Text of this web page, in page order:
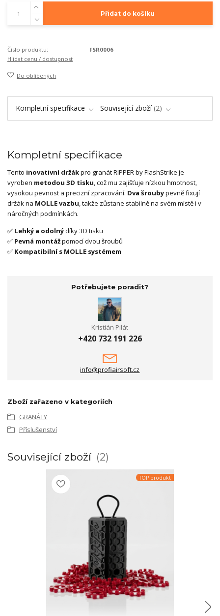
Přidat do košíku
Číslo produktu:
FSR0006
Hlídat cenu / dostupnost
Do oblíbených
Kompletní specifikace Související zboží 2
Kompletní specifikace
Tento inovativní držákpro granát RIPPER by FlashStrike je
vyroben metodou 3D tisku, což mu zajišťuje nízkou hmotnost,
vysokou pevnost a precizní zpracování. Dva šroubypevně fixují
držák na MOLLE vazbu, takže zůstane stabilně na svém místě i v
náročných podmínkách.
✅ Lehký a odolnýdíky 3D tisku
✅ Pevná montážpomocí dvou šroubů
✅ Kompatibilní s MOLLE systémem
Potřebujete poradit?
Kristián Pilát
+420 732 191 226
info@profiairsoft.cz
Zboží zařazeno v kategoriích
GRANÁTY
Příslušenství
Související zboží 2
TOP produkt